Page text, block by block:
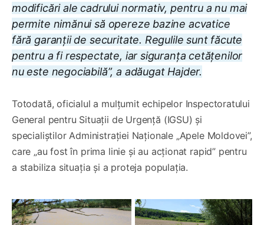
modificări ale cadrului normativ, pentru a nu mai
permite nimănui să opereze bazine acvatice
fără garanții de securitate. Regulile sunt făcute
pentru a fi respectate, iar siguranța cetățenilor
nu este negociabilă”, a adăugat Hajder.
Totodată, oficialul a mulțumit echipelor Inspectoratului
General pentru Situații de Urgență (IGSU) și
specialiștilor Administrației Naționale „Apele Moldovei”,
care „au fost în prima linie și au acționat rapid” pentru
a stabiliza situația și a proteja populația.